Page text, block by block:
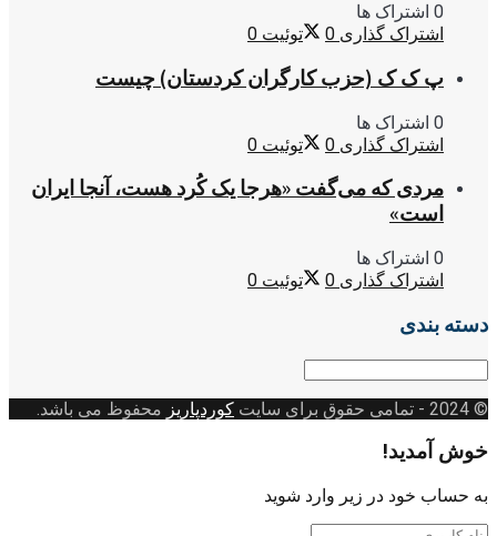
0 اشتراک ها
اشتراک گذاری 0 توئیت 0
پ ک ک (حزب کارگران کردستان) چیست
0 اشتراک ها
اشتراک گذاری 0 توئیت 0
مردی که می‌گفت «هرجا یک کُرد هست، آنجا ایران
است»
0 اشتراک ها
اشتراک گذاری 0 توئیت 0
دسته بندی
دسته
© 2024
- تمامی حقوق برای سایت کوردپاریز محفوظ می باشد.
خوش آمدید!
به حساب خود در زیر وارد شوید